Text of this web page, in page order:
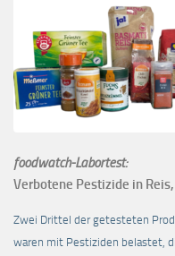
foodwatch-Labortest:
Verbotene Pestizide in
Zwei Drittel der getesteten
waren mit Pestiziden belastet,